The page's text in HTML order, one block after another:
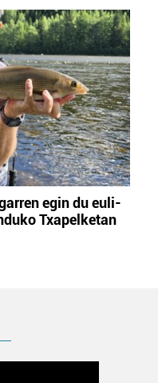
egin du euli-
Txapelketan